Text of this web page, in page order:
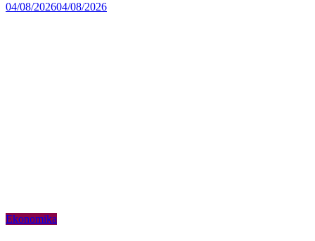
04/08/202604/08/2026
Ekonomika